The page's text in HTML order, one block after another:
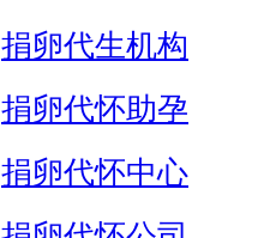
捐卵代生机构
捐卵代怀助孕
捐卵代怀中心